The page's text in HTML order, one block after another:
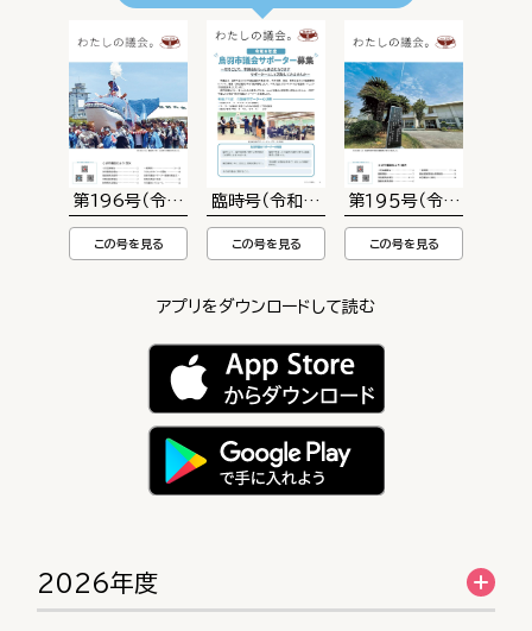
第196号（令和8年8月1日発行）
この号を見る
臨時号（令和8年6月1日発行）
この号を見る
第１９５号（令和８年５月
この号を見る
アプリをダウンロードして読む
2026年度